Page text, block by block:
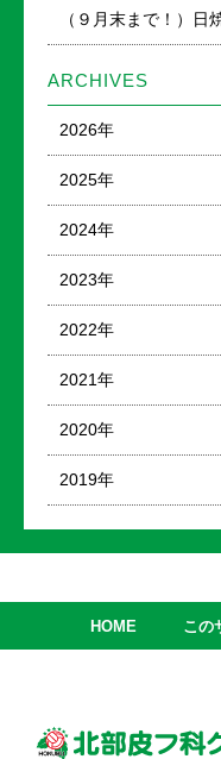
（９月末まで！）日
ARCHIVES
2026年
2025年
2024年
2023年
2022年
2021年
2020年
2019年
HOME この